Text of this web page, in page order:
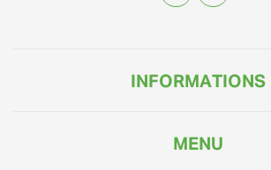
INFORMATIONS
MENU